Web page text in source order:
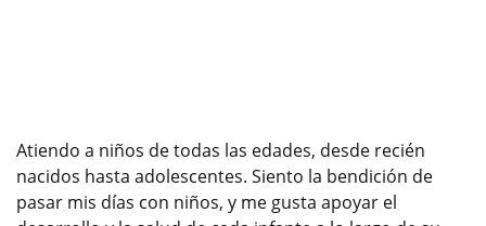
Atiendo a niños de todas las edades, desde recién
nacidos hasta adolescentes. Siento la bendición de
pasar mis días con niños, y me gusta apoyar el